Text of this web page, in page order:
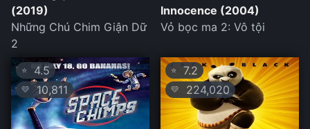
(2019)
Những Chú Chim Giận Dữ
2
Innocence (2004)
Vỏ bọc ma 2: Vô tội
⭐ 4.5
💛 10,811
⭐ 7.2
💛 224,020